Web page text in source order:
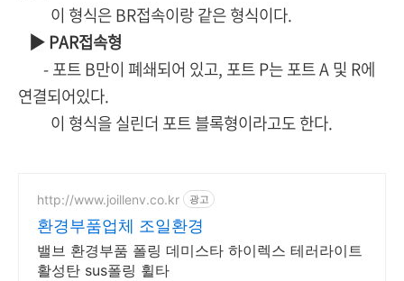
이 형식은 BR접속이랑 같은 형식이다.
▶ PAR접속형
- 포트 B만이 폐쇄되어 있고, 포트 P는 포트 A 및 R에
연결되어있다.
이 형식을 실린더 포트 블록형이라고도 한다.
http://www.joillenv.co.kr 광고
환경부품업체 조일환경
밸브 환경부품 폴링 데미스타 하이렉스 테러라이트
활성탄 sus폴링 휠타